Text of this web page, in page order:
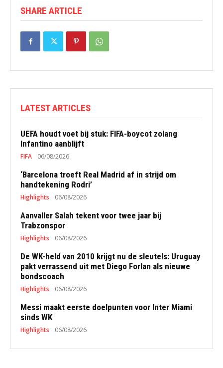
SHARE ARTICLE
LATEST ARTICLES
UEFA houdt voet bij stuk: FIFA-boycot zolang
Infantino aanblijft
FIFA 06/08/2026
‘Barcelona troeft Real Madrid af in strijd om
handtekening Rodri’
Highlights 06/08/2026
Aanvaller Salah tekent voor twee jaar bij
Trabzonspor
Highlights 06/08/2026
De WK-held van 2010 krijgt nu de sleutels: Uruguay
pakt verrassend uit met Diego Forlan als nieuwe
bondscoach
Highlights 06/08/2026
Messi maakt eerste doelpunten voor Inter Miami
sinds WK
Highlights 06/08/2026